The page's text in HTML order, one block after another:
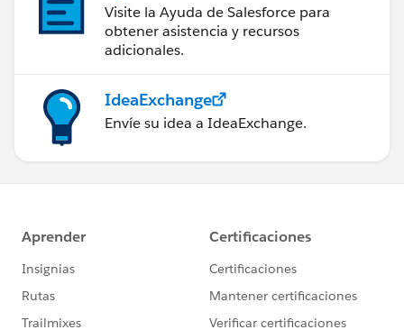
Visite la Ayuda de Salesforce para
obtener asistencia y recursos
adicionales.
IdeaExchange
Envíe su idea a IdeaExchange.